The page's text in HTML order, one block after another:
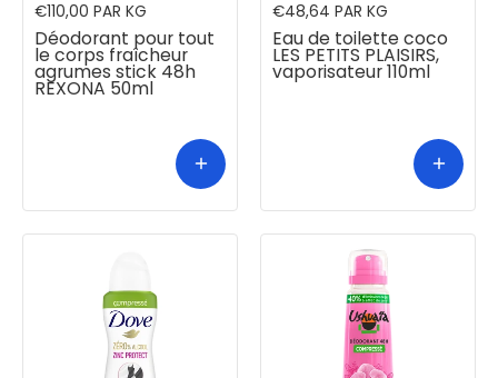
Déodorant pour tout
le corps fraîcheur
agrumes stick 48h
REXONA 50ml
€110,00 PAR KG
Eau de toilette coco
LES PETITS PLAISIRS,
vaporisateur 110ml
€48,64 PAR KG